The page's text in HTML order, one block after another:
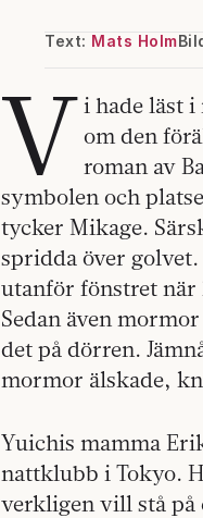
Text: Mats Holm
V i hade läst i
om den
roman av
symbolen och
tycker Mikage.
spridda över
utanför fönstret när
Sedan även
det på dörren.
mormor älskade,
Yuichis mamma
nattklubb i Tokyo.
verkligen vill stå på